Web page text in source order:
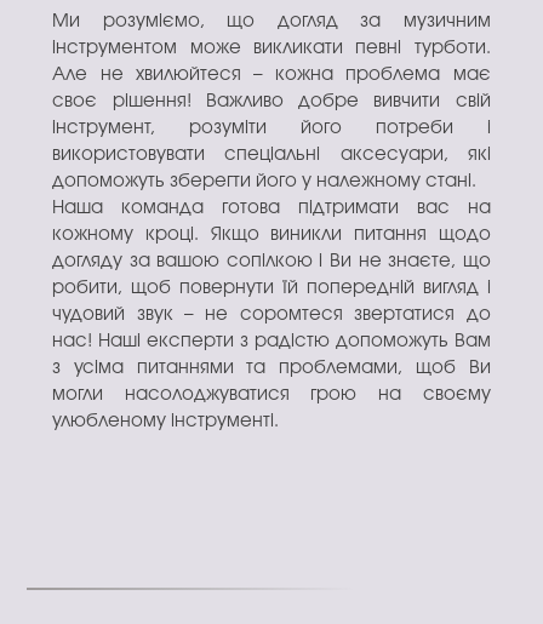
Ми розуміємо, що догляд за музичним
інструментом може викликати певні турботи.
Але не хвилюйтеся – кожна проблема має
своє рішення! Важливо добре вивчити свій
інструмент, розуміти його потреби і
використовувати спеціальні аксесуари, які
допоможуть зберегти його у належному стані.
Наша команда готова підтримати вас на
кожному кроці. Якщо виникли питання щодо
догляду за вашою сопілкою і Ви не знаєте, що
робити, щоб повернути їй попередній вигляд і
чудовий звук – не соромтеся звертатися до
нас! Наші експерти з радістю допоможуть Вам
з усіма питаннями та проблемами, щоб Ви
могли насолоджуватися грою на своєму
улюбленому інструменті.